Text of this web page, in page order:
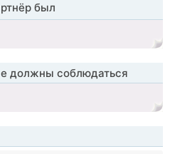
был
должны соблюдаться